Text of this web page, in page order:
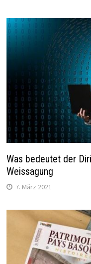
Was bedeutet der
Weissagung
7. März 2021